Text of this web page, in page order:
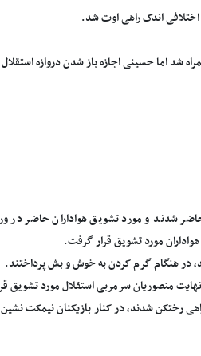
و مورد تشویق هواداران حاضر در
مورد تشویق قرار گرفت.
در هنگام گرم کردن به خوش و بش پرداختند.
منصوریان سرمربی استقلال مورد تشویق
رختکن شدند، در کنار بازیکنان نیمکت